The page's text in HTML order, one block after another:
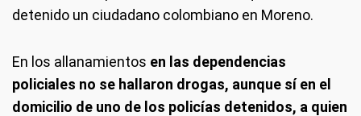
detenido un ciudadano colombiano en Moreno.
En los allanamientos en las dependencias
policiales no se hallaron drogas, aunque sí en el
domicilio de uno de los policías detenidos, a quien